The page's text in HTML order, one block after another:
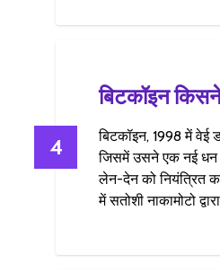
4
बिटकॉइन
बिटकॉइन, 1998 में वेई
जिसमें उसने एक नई धन
लेन-देन को नियंत्रित
में सतोशी नाकामोटो